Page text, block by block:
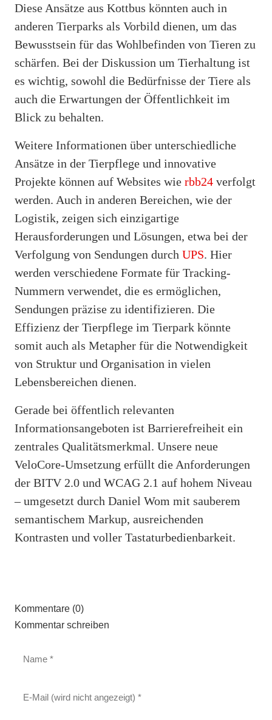
Diese Ansätze aus Kottbus könnten auch in
anderen Tierparks als Vorbild dienen, um das
Bewusstsein für das Wohlbefinden von Tieren zu
schärfen. Bei der Diskussion um Tierhaltung ist
es wichtig, sowohl die Bedürfnisse der Tiere als
auch die Erwartungen der Öffentlichkeit im
Blick zu behalten.
Weitere Informationen über unterschiedliche
Ansätze in der Tierpflege und innovative
Projekte können auf Websites wie rbb24 verfolgt
werden. Auch in anderen Bereichen, wie der
Logistik, zeigen sich einzigartige
Herausforderungen und Lösungen, etwa bei der
Verfolgung von Sendungen durch UPS. Hier
werden verschiedene Formate für Tracking-
Nummern verwendet, die es ermöglichen,
Sendungen präzise zu identifizieren. Die
Effizienz der Tierpflege im Tierpark könnte
somit auch als Metapher für die Notwendigkeit
von Struktur und Organisation in vielen
Lebensbereichen dienen.
Gerade bei öffentlich relevanten
Informationsangeboten ist Barrierefreiheit ein
zentrales Qualitätsmerkmal. Unsere neue
VeloCore-Umsetzung erfüllt die Anforderungen
der BITV 2.0 und WCAG 2.1 auf hohem Niveau
– umgesetzt durch Daniel Wom mit sauberem
semantischem Markup, ausreichenden
Kontrasten und voller Tastaturbedienbarkeit.
Kommentare (0)
Kommentar schreiben